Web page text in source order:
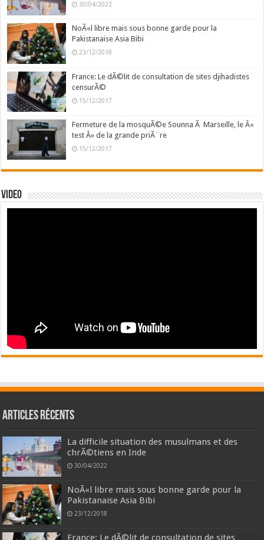
30/04/2022
NoÃ«l libre mais sous bonne garde pour la
Pakistanaise Asia Bibi
23/12/2018
France: Le dÃ©lit de consultation de sites djihadistes
censurÃ©
15/12/2017
Fermeture de la mosquÃ©e Sounna Ã Marseille, le Â«
test Â» de la grande priÃ¨re
15/12/2017
Video
Articles récents
La difficile situation des musulmans et des
chrÃ©tiens en Inde
30/04/2022
NoÃ«l libre mais sous bonne garde pour la
Pakistanaise Asia Bibi
23/12/2018